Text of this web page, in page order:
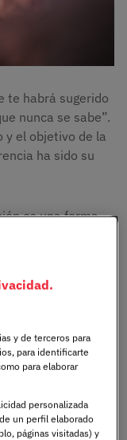
te habrá sugerido
nunca se sabe”.
y el objetivo de la
ha sido su
es una forma
conocer
a un
aplicar en el
a cultivar
¿Cómo?
y dar algunos
y de terceros para
para identificarte
para elaborar
personalizada
un perfil elaborado
páginas visitadas) y